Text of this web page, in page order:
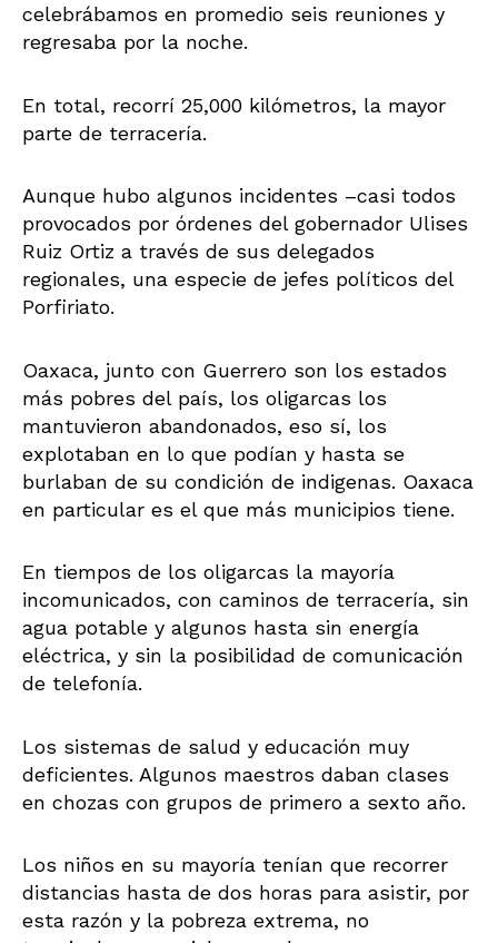
celebrábamos en promedio seis reuniones y
regresaba por la noche.
En total, recorrí 25,000 kilómetros, la mayor
parte de terracería.
Aunque hubo algunos incidentes –casi todos
provocados por órdenes del gobernador Ulises
Ruiz Ortiz a través de sus delegados
regionales, una especie de jefes políticos del
Porfiriato.
Oaxaca, junto con Guerrero son los estados
más pobres del país, los oligarcas los
mantuvieron abandonados, eso sí, los
explotaban en lo que podían y hasta se
burlaban de su condición de indigenas. Oaxaca
en particular es el que más municipios tiene.
En tiempos de los oligarcas la mayoría
incomunicados, con caminos de terracería, sin
agua potable y algunos hasta sin energía
eléctrica, y sin la posibilidad de comunicación
de telefonía.
Los sistemas de salud y educación muy
deficientes. Algunos maestros daban clases
en chozas con grupos de primero a sexto año.
Los niños en su mayoría tenían que recorrer
distancias hasta de dos horas para asistir, por
esta razón y la pobreza extrema, no